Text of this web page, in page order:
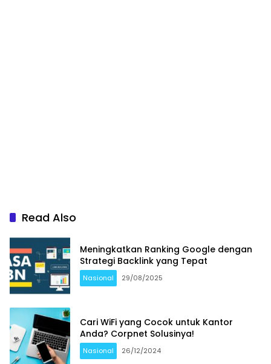
Read Also
Meningkatkan Ranking Google dengan
Strategi Backlink yang Tepat
Nasional 29/08/2025
Cari WiFi yang Cocok untuk Kantor
Anda? Corpnet Solusinya!
Nasional 26/12/2024